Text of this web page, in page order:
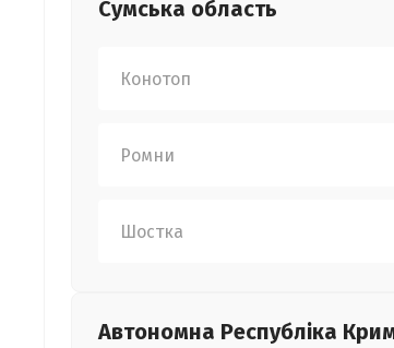
Сумська область
Конотоп
Ромни
Шостка
Автономна Республіка